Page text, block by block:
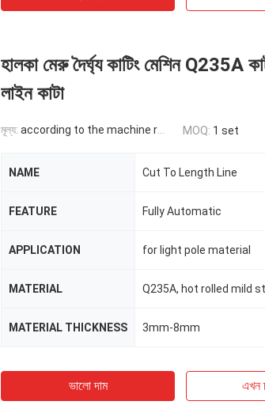
হালকা মেরু দৈর্ঘ্য কাটিং মেশিন Q235A
লাইন কাটা
মূল্য: according to the machine requirement MOQ: 1 set
NAME Cut To Length Line
FEATURE Fully Automatic
APPLICATION for light pole material
MATERIAL Q235A, hot rolled mild
MATERIAL THICKNESS 3mm-8mm
ভালো দাম এখন